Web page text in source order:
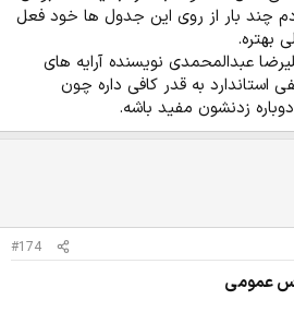
دیگه داره و دلیل محکم ترشم این که
مفعول بگیره و اینجا چنین معنایی
نقشی نمیگیره پس فعل مرکّبه: "احساس
سوالای زبان فارسیو بزنین و هنوز مسلّط نیستین،
خیلی مفید و کاربردیه. از بین این سه تا کتاب
م، هم هامون سبطی رو، هم الگو رو. اگه الگو رو
دیگه نمیرفتم.
چند بار از روی این جدول ها خود فعل
بهتره.
عبدالمحمدی نویسنده آرایه های
استاندارد به قدر کافی داره چون
زدنشون مفید باشه.
#174
عمومی